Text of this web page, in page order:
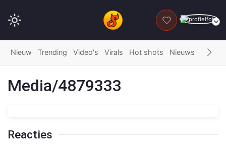
DONEER
Nieuw Trending Video's Virals Hot shots Nieuws Fails
Media/4879333
Reacties